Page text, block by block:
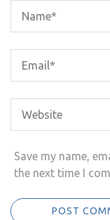
Save my name,
the next time I